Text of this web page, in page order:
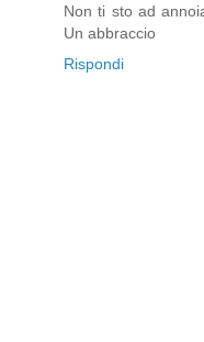
Non ti sto ad
Un abbraccio
Rispondi